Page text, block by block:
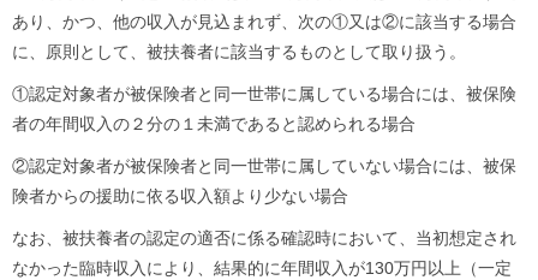
あり、かつ、他の収入が見込まれず、次の①又は②に該当する場合
に、原則として、被扶養者に該当するものとして取り扱う。
①認定対象者が被保険者と同一世帯に属している場合には、被保険
者の年間収入の２分の１未満であると認められる場合
②認定対象者が被保険者と同一世帯に属していない場合には、被保
険者からの援助に依る収入額より少ない場合
なお、被扶養者の認定の適否に係る確認時において、当初想定され
なかった臨時収入により、結果的に年間収入が130万円以上（一定